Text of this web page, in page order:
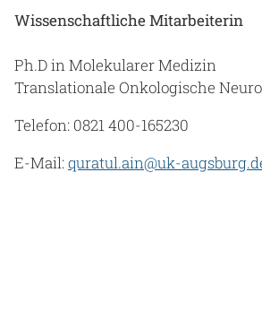
Wissenschaftliche Mitarbeiterin
Ph.D in Molekularer Medizin
Translationale Onkologische
Telefon: 0821 400-165230
E-Mail:quratul.ain@uk-